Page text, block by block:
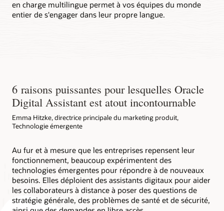
en charge multilingue permet à vos équipes du monde
entier de s'engager dans leur propre langue.
6 raisons puissantes pour lesquelles Oracle
Digital Assistant est atout incontournable
Emma Hitzke, directrice principale du marketing produit,
Technologie émergente
Au fur et à mesure que les entreprises repensent leur
fonctionnement, beaucoup expérimentent des
technologies émergentes pour répondre à de nouveaux
besoins. Elles déploient des assistants digitaux pour aider
les collaborateurs à distance à poser des questions de
stratégie générale, des problèmes de santé et de sécurité,